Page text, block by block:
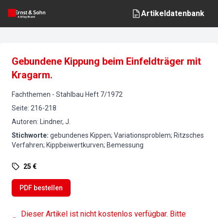
Artikeldatenbank
Gebundene Kippung beim Einfeldträger mit
Kragarm.
Fachthemen - Stahlbau Heft 7/1972
Seite: 216-218
Autoren:
Lindner, J.
Stichworte: gebundenes Kippen; Variationsproblem; Ritzsches
Verfahren; Kippbeiwertkurven; Bemessung
25 €
PDF bestellen
Dieser Artikel ist nicht kostenlos verfügbar. Bitte